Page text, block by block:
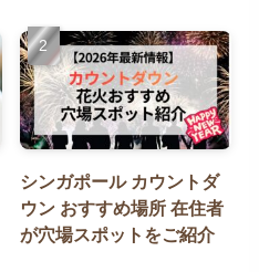
シンガポール カウントダ
ウン おすすめ場所 在住者
が穴場スポットをご紹介